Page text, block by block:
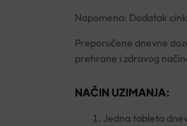
Napomena: Dodatak
Preporučene dnevne
prehrane i zdravog
NAČIN UZIMANJA:
Jedna tableta